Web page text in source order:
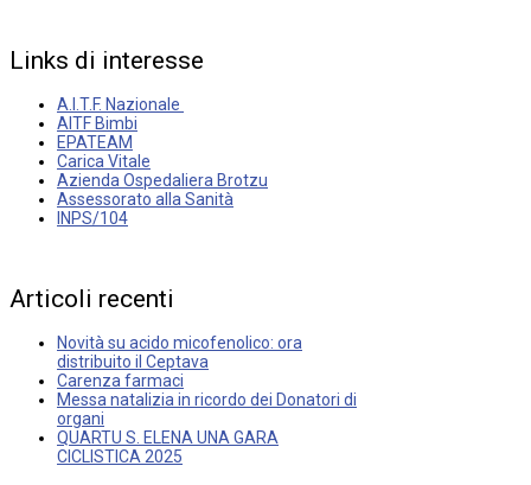
Links di interesse
A.I.T.F. Nazionale
AITF Bimbi
EPATEAM
Carica Vitale
Azienda Ospedaliera Brotzu
Assessorato alla Sanità
INPS/104
Articoli recenti
Novità su acido micofenolico: ora
distribuito il Ceptava
Carenza farmaci
Messa natalizia in ricordo dei Donatori di
organi
QUARTU S. ELENA UNA GARA
CICLISTICA 2025